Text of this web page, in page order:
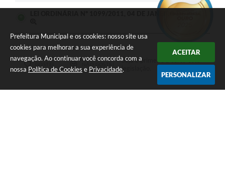
Prefeitura Municipal e os cookies: nosso site usa
cookies para melhorar a sua experiência de
navegação. Ao continuar você concorda com a
nossa Política de Cookies e Privacidade.
ACEITAR
PERSONALIZAR
Seja o primeiro a curtir esta
legislação.